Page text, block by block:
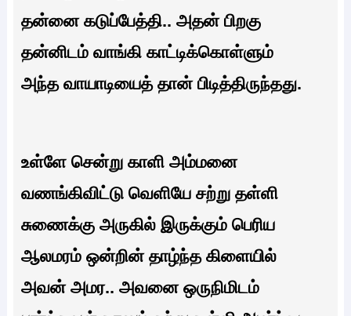
தன்னை கடுப்பேத்தி.. அதன் பிறகு
தன்னிடம் வாங்கி காட்டிக்கொள்ளும்
அந்த வாயாடியைத் தான் பிடித்திருந்தது.
உள்ளே சென்று காளி அம்மனை
வணங்கிவிட்டு வெளியே சற்று தள்ளி
சுணைக்கு அருகில் இருக்கும் பெரிய
ஆலமரம் ஒன்றின் தாழ்ந்த கிளையில்
அவன் அமர.. அவனை ஒருநிமிடம்